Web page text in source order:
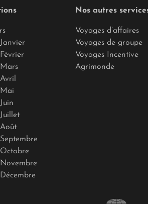
Nos autres
Voyages d’affaires
Voyages de groupe
Voyages Incentive
Agrimonde